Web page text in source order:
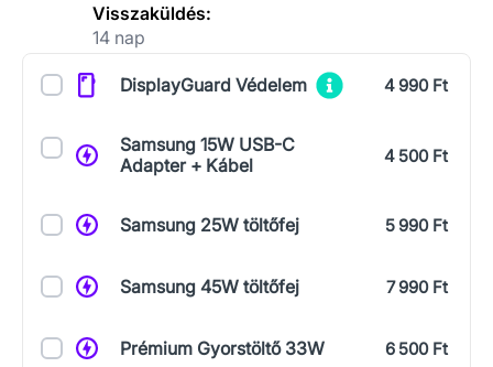
Visszaküldés:
14 nap
KiegészítőkDisplayGuard Védelem 4 990 Ft
Samsung 15W USB-C
Adapter + Kábel
4 500 Ft
Samsung 25W töltőfej 5 990 Ft
Samsung 45W töltőfej 7 990 Ft
Prémium Gyorstöltő 33W 6 500 Ft